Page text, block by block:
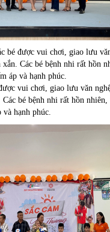
bé được vui chơi, giao lưu
Các bé bệnh nhi rất hồn
áp và hạnh phúc.
vui chơi, giao lưu văn
bé bệnh nhi rất hồn
hạnh phúc.